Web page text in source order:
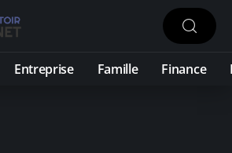
Entreprise Famille Finance